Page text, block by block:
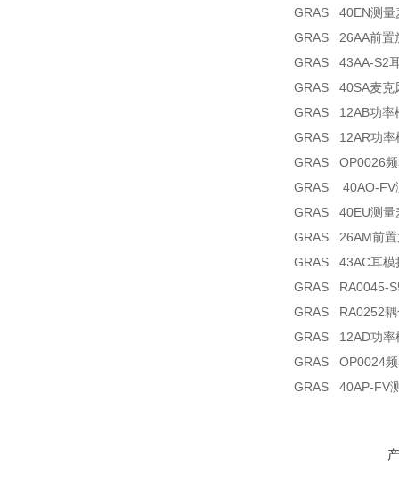
GRAS 40EN测量
GRAS 26AA前置
GRAS 43AA-S2
GRAS 40SA麦克
GRAS 12AB功率
GRAS 12AR功率
GRAS OP0026
GRAS 40AO-FV
GRAS 40EU测量
GRAS 26AM前置
GRAS 43AC耳模
GRAS RA0045-
GRAS RA0252耦
GRAS 12AD功率
GRAS OP0024
GRAS 40AP-FV